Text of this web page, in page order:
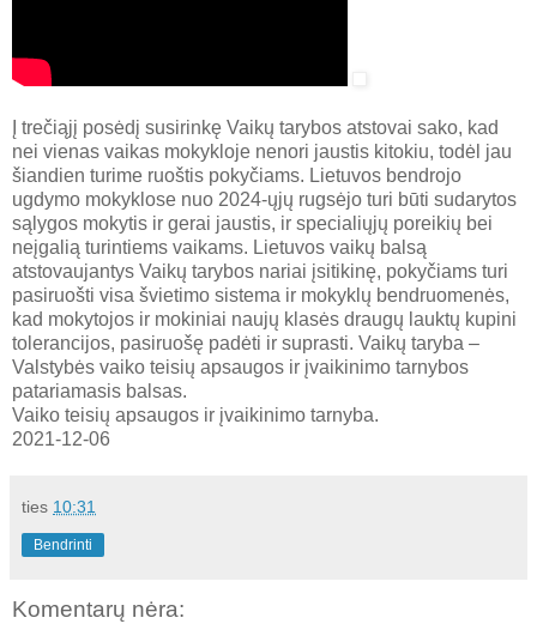
Į trečiąjį posėdį susirinkę Vaikų tarybos atstovai sako, kad
nei vienas vaikas mokykloje nenori jaustis kitokiu, todėl jau
šiandien turime ruoštis pokyčiams. Lietuvos bendrojo
ugdymo mokyklose nuo 2024-ųjų rugsėjo turi būti sudarytos
sąlygos mokytis ir gerai jaustis, ir specialiųjų poreikių bei
neįgalią turintiems vaikams. Lietuvos vaikų balsą
atstovaujantys Vaikų tarybos nariai įsitikinę, pokyčiams turi
pasiruošti visa švietimo sistema ir mokyklų bendruomenės,
kad mokytojos ir mokiniai naujų klasės draugų lauktų kupini
tolerancijos, pasiruošę padėti ir suprasti. Vaikų taryba –
Valstybės vaiko teisių apsaugos ir įvaikinimo tarnybos
patariamasis balsas.
Vaiko teisių apsaugos ir įvaikinimo tarnyba.
2021-12-06
ties 10:31
Bendrinti
Komentarų nėra: